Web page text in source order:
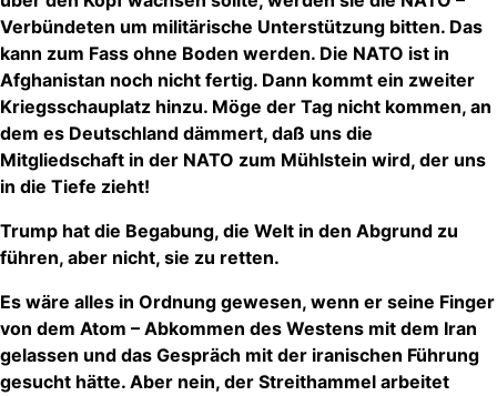
Verbündeten um militärische Unterstützung bitten. Das
kann zum Fass ohne Boden werden. Die NATO ist in
Afghanistan noch nicht fertig. Dann kommt ein zweiter
Kriegsschauplatz hinzu. Möge der Tag nicht kommen, an
dem es Deutschland dämmert, daß uns die
Mitgliedschaft in der NATO zum Mühlstein wird, der uns
in die Tiefe zieht!
Trump hat die Begabung, die Welt in den Abgrund zu
führen, aber nicht, sie zu retten.
Es wäre alles in Ordnung gewesen, wenn er seine Finger
von dem Atom – Abkommen des Westens mit dem Iran
gelassen und das Gespräch mit der iranischen Führung
gesucht hätte. Aber nein, der Streithammel arbeitet